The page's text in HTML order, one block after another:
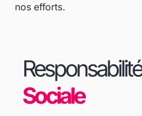
nos efforts.
Responsabilité
Sociale